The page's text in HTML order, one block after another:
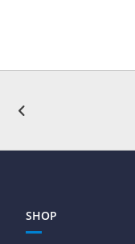
SHOP